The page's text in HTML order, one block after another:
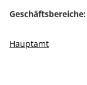
Geschäftsbereiche:
Hauptamt